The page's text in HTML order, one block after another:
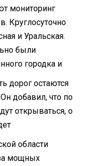
мониторинг
Круглосуточно
и Уральская.
были
городка и
дорог остаются
добавил, что по
открываться, о
области
мощных